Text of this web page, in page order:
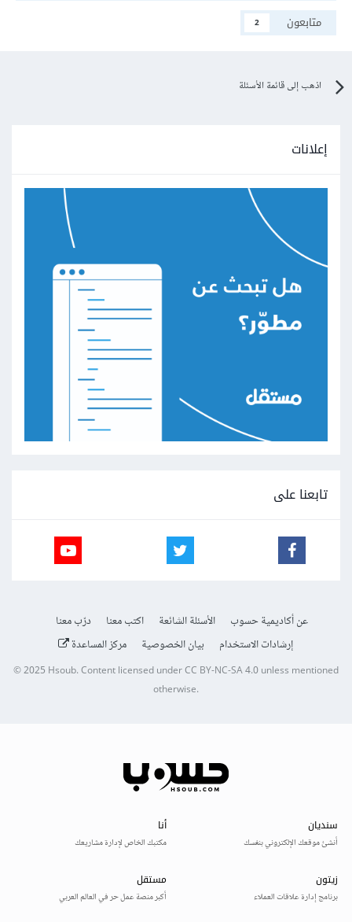
متابعون
2
اذهب إلى قائمة الأسئلة
إعلانات
تابعنا على
عن أكاديمية حسوب الأسئلة الشائعة اكتب معنا
درّب معنا
إرشادات الاستخدام
بيان الخصوصية مركز المساعدة
© 2025Hsoub.Content licensed underCC BY-NC-SA 4.0unless mentioned
otherwise.